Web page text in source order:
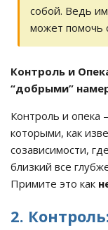
собой. Ведь
может помочь
Контроль и
“добрыми”
Контроль и опека
которыми, как
созависимости,
близкий все
Примите это как
2.